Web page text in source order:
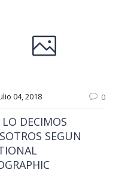
04, 2018 0
DECIMOS
SEGUN